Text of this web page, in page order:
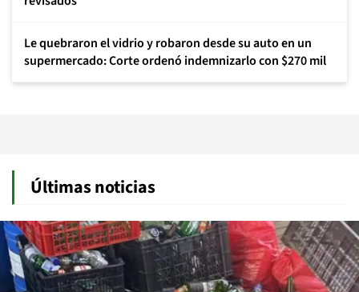
Le quebraron el vidrio y robaron desde su auto en un
supermercado: Corte ordenó indemnizarlo con $270 mil
Últimas noticias